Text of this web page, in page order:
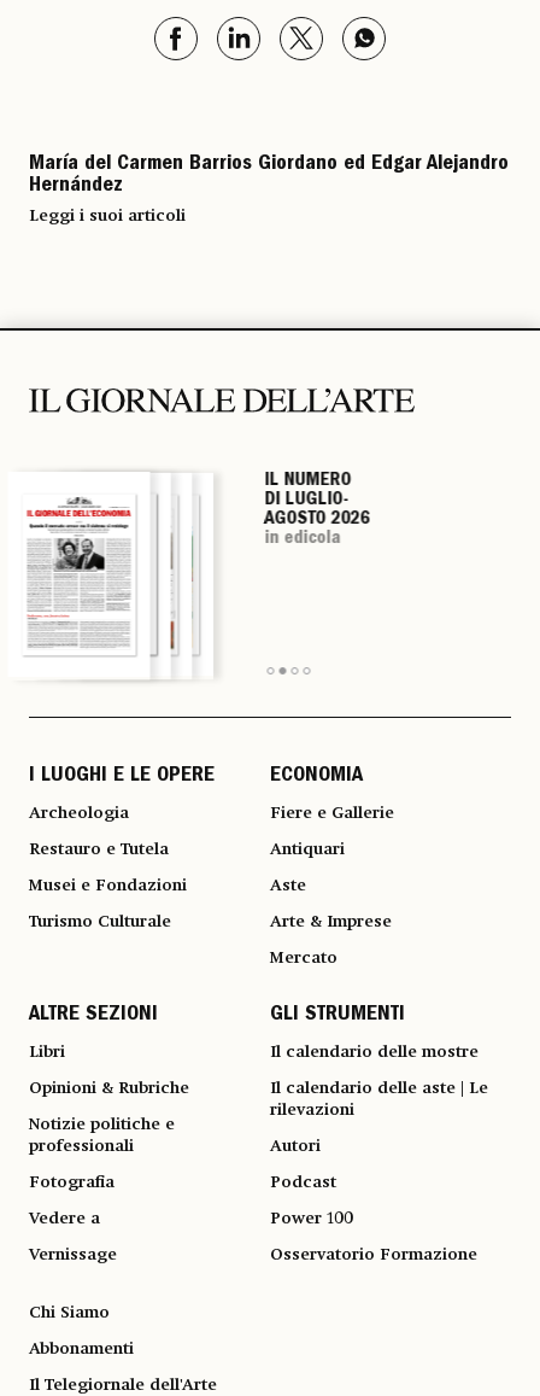
María del Carmen Barrios Giordano ed Edgar Alejandro
Hernández
Leggi i suoi articoli
IL NUMERO
DI LUGLIO-
AGOSTO 2026
in edicola
IL NUMERO
DI LUGLIO-
AGOSTO 2026
in edicola
IL NUMERO
DI LUGLIO-
AGOSTO 2026
in edicola
IL NUMERO
DI LUGLIO-
AGOSTO 2026
in edicola
I LUOGHI E LE OPERE
Archeologia
Restauro e Tutela
Musei e Fondazioni
Turismo Culturale
ECONOMIA
Fiere e Gallerie
Antiquari
Aste
Arte & Imprese
Mercato
ALTRE SEZIONI
Libri
Opinioni & Rubriche
Notizie politiche e
professionali
Fotografia
Vedere a
Vernissage
GLI STRUMENTI
Il calendario delle mostre
Il calendario delle aste | Le
rilevazioni
Autori
Podcast
Power 100
Osservatorio Formazione
Chi Siamo
Abbonamenti
Il Telegiornale dell'Arte